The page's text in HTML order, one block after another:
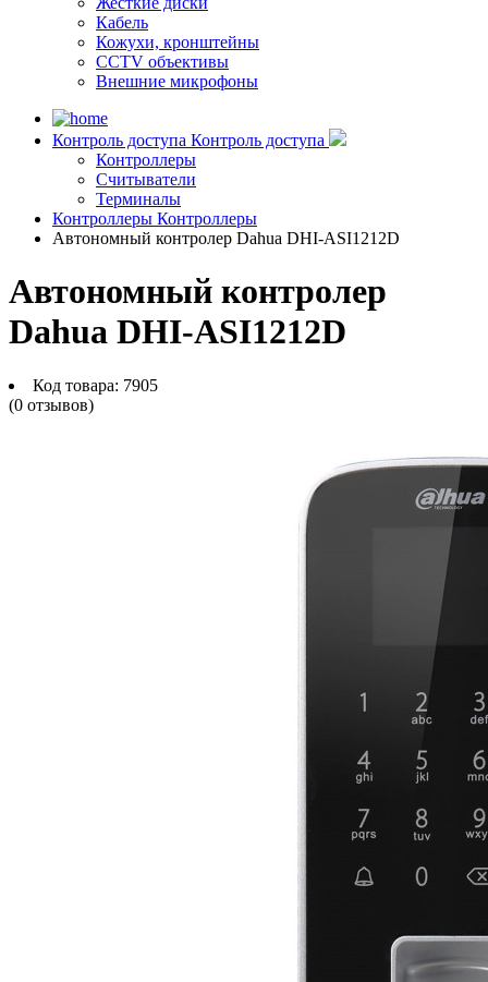
Кабель
Кожухи, кронштейны
CCTV объективы
Внешние микрофоны
Контроль доступа Контроль доступа
Контроллеры
Считыватели
Терминалы
Контроллеры Контроллеры
Автономный контролер Dahua DHI-ASI1212D
Автономный контролер
Dahua DHI-ASI1212D
Код товара: 7905
(0 отзывов)